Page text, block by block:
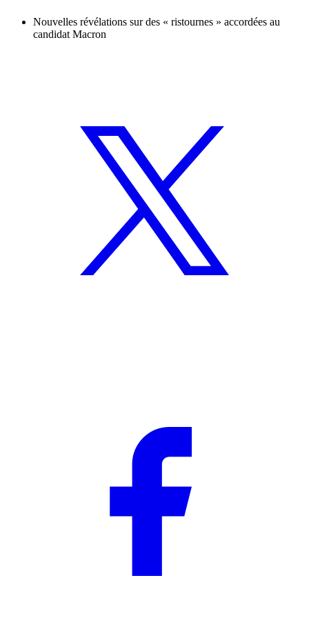
Nouvelles révélations sur des « ristournes » accordées au
candidat Macron